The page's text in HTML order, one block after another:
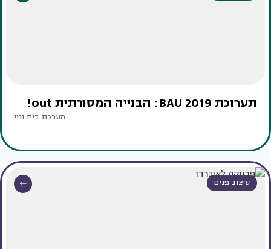
תערוכת BAU 2019: הבנייה המסורתית out!
מערכת בית ונוי
עיצוב פנים